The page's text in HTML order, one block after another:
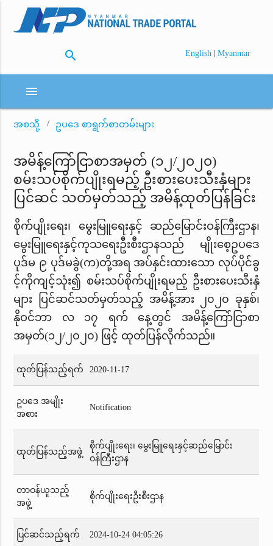
search English | Myanmar
menu
အစသို့ ဥပဒေ စာရွက်စာတမ်းများ
အမိန့်ကြော်ငြာစာအမှတ် (၁၂/၂၀၂၀)
စမ်းသပ်စိုက်ပျိုးရမည့် ဦးစားပေးသီးနှံများ
ပြင်ဆင် သတ်မှတ်သည့် အမိန့်ထုတ်ပြန်ခြင်း
စိုက်ပျိုးရေး၊ မွေးမြူရေးနှင့် ဆည်မြောင်းဝန်ကြီးဌာန၊
မွေးမြူရေးနှင့်ကုသရေးဦးစီးဌာနသည် မျိုးစေ့ဥပဒေ
ပုဒ်မ ၉ ပုဒ်မခွဲ(က)တို့အရ အပ်နှင်းထားသော လုပ်ပိုင်ခွ
င့်ကိုကျင့်သုံး၍ စမ်းသပ်စိုက်ပျိုးရမည့် ဦးစားပေးသီးနှံ
များ ပြင်ဆင်သတ်မှတ်သည့် အမိန့်အား ၂၀၂၀ ခုနှစ်၊
နိုဝင်ဘာ လ ၁၇ ရက် နေ့တွင် အမိန့်ကြော်ငြာစာ
အမှတ်(၁၂/၂၀၂၀) ဖြင့် ထုတ်ပြန်လိုက်သည်။
ထုတ်ပြန်သည့်ရက် 2020-11-17
ဥပဒေ အမျိုး
အစား
Notification
ထုတ်ပြန်သည့်အဖွဲ့
စိုက်ပျိုးရေး၊ မွေးမြူရေးနှင့်ဆည်မြောင်း
ဝန်ကြီးဌာန
တာဝန်ယူသည့်
အဖွဲ့
စိုက်ပျိုးရေးဦးစီးဌာန
ပြင်ဆင်သည့်ရက် 2024-10-24 04:05:26